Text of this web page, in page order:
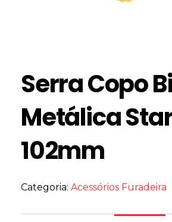
Serra Copo
Metálica
102mm
Categoria: Acessórios Furadeira